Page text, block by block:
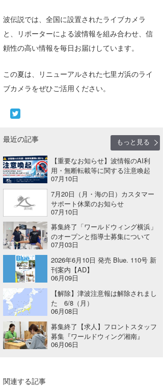
波伝説では、全国に設置されたライブカメラ
と、リポーターによる波情報を組み合わせ、信
頼性の高い情報を毎日お届けしています。
この夏は、リニューアルされた七里ガ浜のライ
ブカメラをぜひご活用ください。
最近の記事
もっと見る
【重要なお知らせ】波情報のAI利
用・無断転載等に関する注意喚起
07月10日
7月20日（月・海の日）カスタマー
サポート休業のお知らせ
07月10日
募集終了「ワールドウィング横浜」
のオープンと指導士募集について
07月03日
2026年6月10日 発売 Blue. 110号 新
刊案内【AD】
06月09日
【解除】津波注意報は解除されまし
た 6/8（月）
06月08日
募集終了【求人】フロントスタッフ
募集『ワールドウィング湘南』
06月06日
関連する記事
mitz
OYZ
Soulman
たっちー
ハンマー
まっきー
三輪予報士
小川予報士
上田純子
上條将美
唐澤予報士
SancheZ
米山予報士